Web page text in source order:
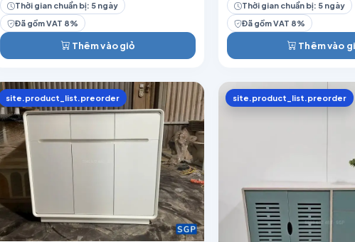
Thời gian chuẩn bị: 5 ngày
Đã gồm VAT 8%
Thêm vào giỏ
Thời gian chuẩn bị: 5 ngày
Đã gồm VAT 8%
Thêm vào
site.product_list.preorder site.product_list.preorder